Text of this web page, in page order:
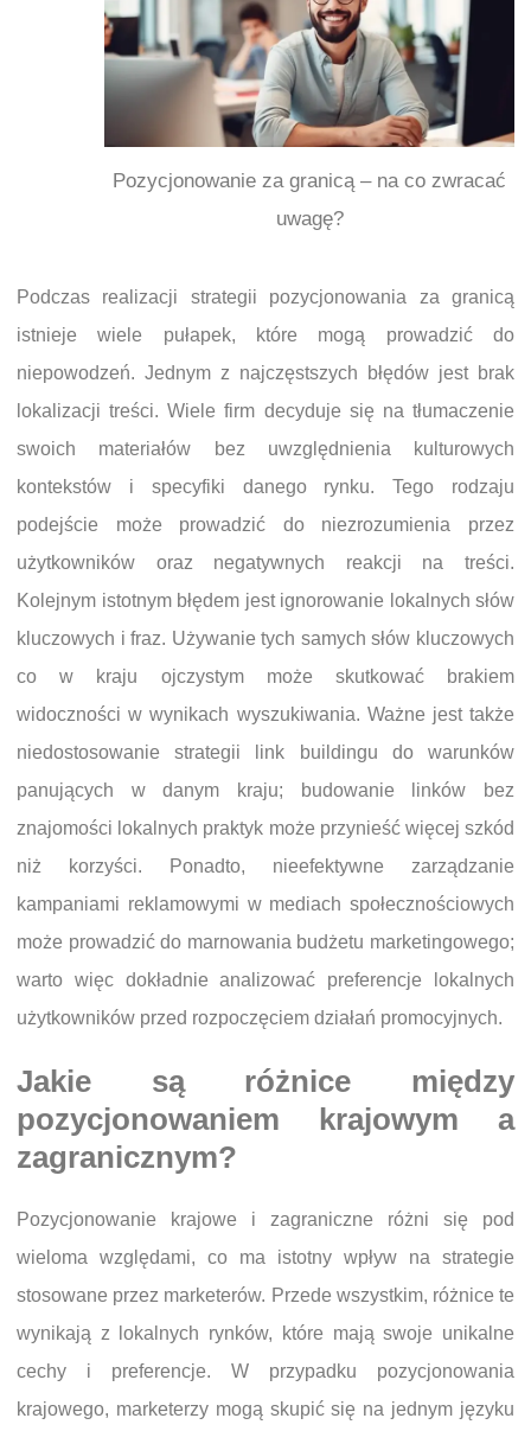
Pozycjonowanie za granicą – na co zwracać
uwagę?
Podczas realizacji strategii pozycjonowania za granicą
istnieje wiele pułapek, które mogą prowadzić do
niepowodzeń. Jednym z najczęstszych błędów jest brak
lokalizacji treści. Wiele firm decyduje się na tłumaczenie
swoich materiałów bez uwzględnienia kulturowych
kontekstów i specyfiki danego rynku. Tego rodzaju
podejście może prowadzić do niezrozumienia przez
użytkowników oraz negatywnych reakcji na treści.
Kolejnym istotnym błędem jest ignorowanie lokalnych słów
kluczowych i fraz. Używanie tych samych słów kluczowych
co w kraju ojczystym może skutkować brakiem
widoczności w wynikach wyszukiwania. Ważne jest także
niedostosowanie strategii link buildingu do warunków
panujących w danym kraju; budowanie linków bez
znajomości lokalnych praktyk może przynieść więcej szkód
niż korzyści. Ponadto, nieefektywne zarządzanie
kampaniami reklamowymi w mediach społecznościowych
może prowadzić do marnowania budżetu marketingowego;
warto więc dokładnie analizować preferencje lokalnych
użytkowników przed rozpoczęciem działań promocyjnych.
Jakie są różnice między
pozycjonowaniem krajowym a
zagranicznym?
Pozycjonowanie krajowe i zagraniczne różni się pod
wieloma względami, co ma istotny wpływ na strategie
stosowane przez marketerów. Przede wszystkim, różnice te
wynikają z lokalnych rynków, które mają swoje unikalne
cechy i preferencje. W przypadku pozycjonowania
krajowego, marketerzy mogą skupić się na jednym języku